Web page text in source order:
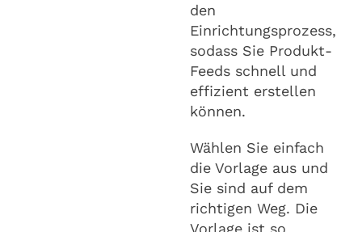
den
Einrichtungsprozess,
sodass Sie Produkt-
Feeds schnell und
effizient erstellen
können.
Wählen Sie einfach
die Vorlage aus und
Sie sind auf dem
richtigen Weg. Die
Vorlage ist so